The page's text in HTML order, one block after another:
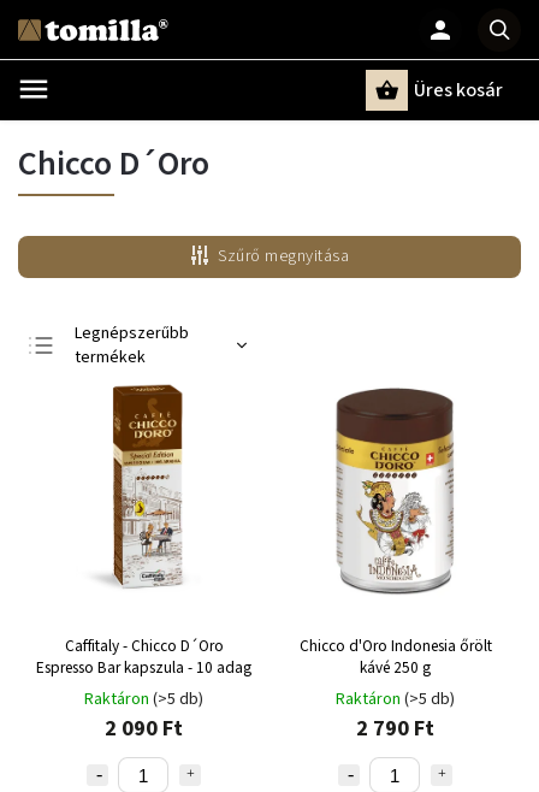
Üres kosár
Chicco D´Oro
Szűrő megnyitása
Legnépszerűbb
termékek
Legolcsóbb elöl
Legdrágább
ABC szerint
Caffitaly - Chicco D´Oro
Espresso Bar kapszula - 10 adag
Raktáron (>5 db)
2 090 Ft
Chicco d'Oro Indonesia őrölt
kávé 250 g
Raktáron (>5 db)
2 790 Ft